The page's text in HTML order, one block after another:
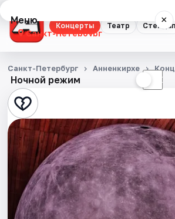
Концерты Театр Стендап
Меню ×
Санкт-Петербург
Концерты
Театр
Стендап
Выставки
Квесты
Экскурсии
Ночной режим ☾
Санкт-Петербург Анненкирхе